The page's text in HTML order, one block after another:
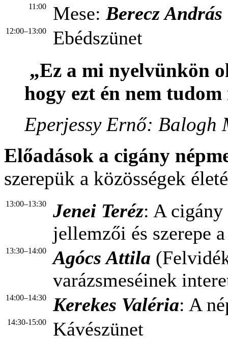
11:00 Mese: Berecz András
12:00–13:00 Ebédszünet
„Ez a mi nyelvünkön
hogy ezt én nem
Eperjessy Ernő: Balogh
Előadások a cigány
szerepük a közösségek
13:00–13:30 Jenei Teréz: A cigány
jellemzői és szerepe
13:30–14:00 Agócs Attila
varázsmeséinek
14:00–14:30 Kerekes Valéria: A
14:30-15:00 Kávészünet